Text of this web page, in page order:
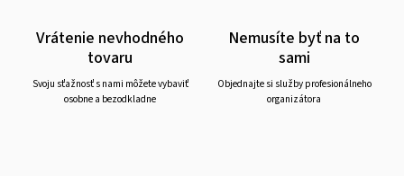
Vrátenie nevhodného
tovaru
Svoju sťažnosť s nami môžete vybaviť
osobne a bezodkladne
Nemusíte byť na to
sami
Objednajte si služby profesionálneho
organizátora